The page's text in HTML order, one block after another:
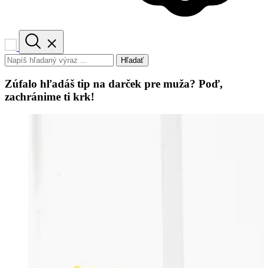
Hľadať
Zúfalo hľadáš tip na darček pre muža? Poď,
zachránime ti krk!